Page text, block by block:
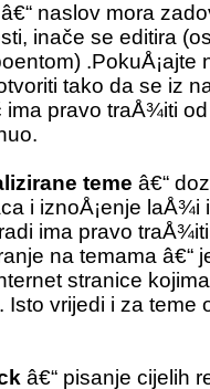
â€“ naslov mora
inače se editira
.PokuÅ¡ajte
tako da se iz
ima pravo traÅ¾iti
teme â€“
i iznoÅ¡enje laÅ¾i
ima pravo
na temama â€“
stranice
Isto vrijedi i za teme
â€“ pisanje cijelih